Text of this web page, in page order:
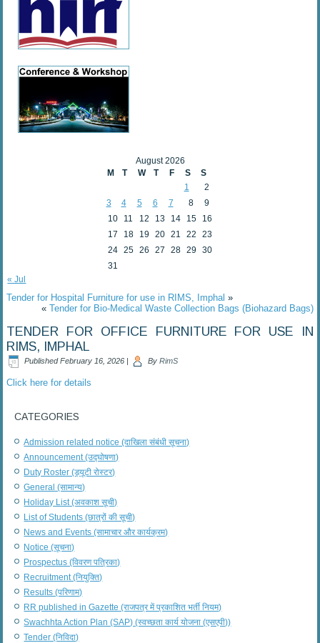
August 2026
M
T W T F S
S
1
2
3
4 5 6 7 8
9
10
11 12 13 14 15
16
17
18 19 20 21 22
23
24 25 26 27 28 29
30
31
« Jul
Tender for Hospital Furniture for use in RIMS, Imphal »
« Tender for Bio-Medical Waste Collection Bags (Biohazard Bags)
TENDER FOR OFFICE FURNITURE FOR USE IN
RIMS, IMPHAL
Published February 16, 2026 | By RimS
Click here for details
CATEGORIES
Admission related notice (दाखिला संबंधी सूचना)
Announcement (उद्घोषणा)
Duty Roster (ड्यूटी रोस्टर)
General (सामान्य)
Holiday List (अवकाश सूची)
List of Students (छात्रों की सूची)
News and Events (सामाचार और कार्यक्रम)
Notice (सूचना)
Prospectus (विवरण पत्रिका)
Recruitment (नियुक्ति)
Results (परिणाम)
RR published in Gazette (राजपत्र में प्रकाशित भर्ती नियम)
Swachhta Action Plan (SAP) (स्वच्छता कार्य योजना (एसएपी))
Tender (निविदा)